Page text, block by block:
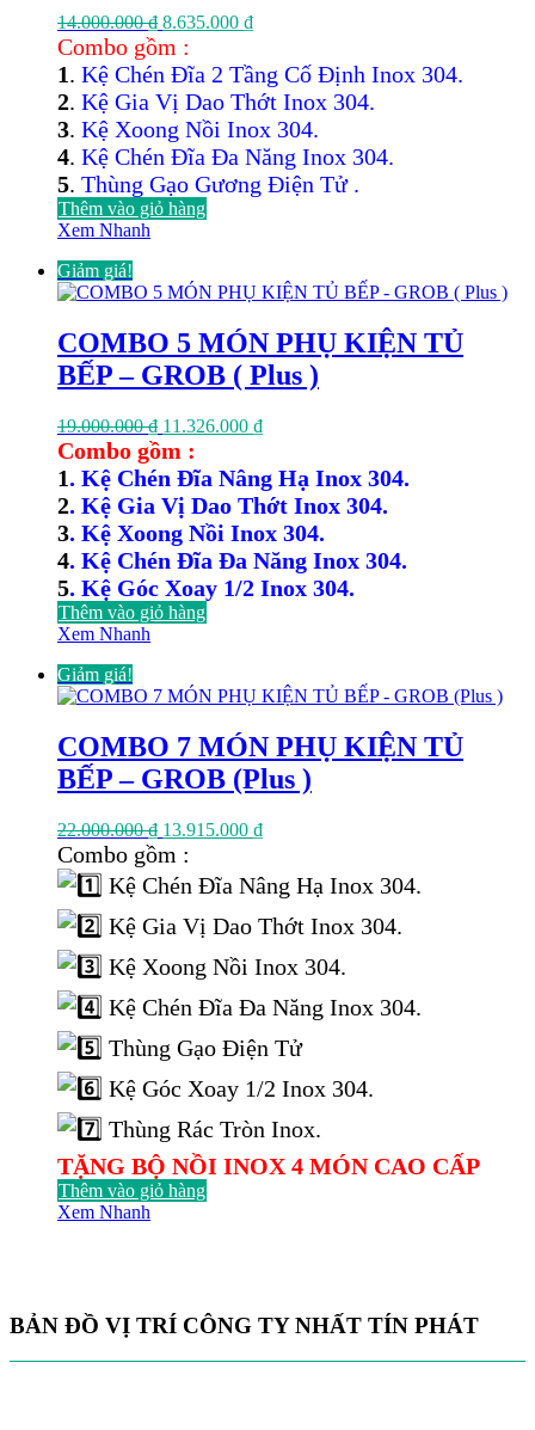
14.000.000₫ Giá
gốc
là:
14.000.000 ₫.
8.635.000 ₫Giá
tại
là:
8.635.000 ₫.
Combo gồm :
1. Kệ Chén Đĩa 2 Tầng Cố Định Inox 304.
2. Kệ Gia Vị Dao Thớt Inox 304.
3. Kệ Xoong Nồi Inox 304.
4. Kệ Chén Đĩa Đa Năng Inox 304.
5. Thùng Gạo Gương Điện Tử .
Thêm vào giỏ hàng
Xem Nhanh
Giảm giá!
COMBO 5 MÓN PHỤ KIỆN TỦ
BẾP – GROB ( Plus )
19.000.000₫ Giá
gốc
là:
19.000.000 ₫.
11.326.000 ₫Giá
tại
là:
11.326.000 ₫.
Combo gồm :
1. Kệ Chén Đĩa Nâng Hạ Inox 304.
2. Kệ Gia Vị Dao Thớt Inox 304.
3. Kệ Xoong Nồi Inox 304.
4. Kệ Chén Đĩa Đa Năng Inox 304.
5. Kệ Góc Xoay 1/2 Inox 304.
Thêm vào giỏ hàng
Xem Nhanh
Giảm giá!
COMBO 7 MÓN PHỤ KIỆN TỦ
BẾP – GROB (Plus )
22.000.000₫ Giá
gốc
22.000.000 ₫.
13.915.000 ₫Giá
là:
13.915.000 ₫.
Combo gồm :
Kệ Chén Đĩa Nâng Hạ Inox 304.
Kệ Gia Vị Dao Thớt Inox 304.
Kệ Xoong Nồi Inox 304.
Kệ Chén Đĩa Đa Năng Inox 304.
Thùng Gạo Điện Tử
Kệ Góc Xoay 1/2 Inox 304.
Thùng Rác Tròn Inox.
TẶNG BỘ NỒI INOX 4 MÓN CAO CẤP
Thêm vào giỏ hàng
Xem Nhanh
BẢN ĐỒ VỊ TRÍ CÔNG TY NHẤT TÍN PHÁT